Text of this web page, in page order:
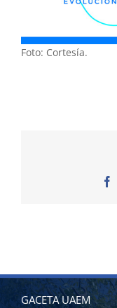
Foto: Cortesía.
GACETA UAEM